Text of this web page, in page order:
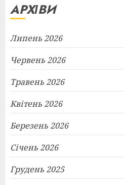
АРХІВИ
Липень 2026
Червень 2026
Травень 2026
Квітень 2026
Березень 2026
Січень 2026
Грудень 2025